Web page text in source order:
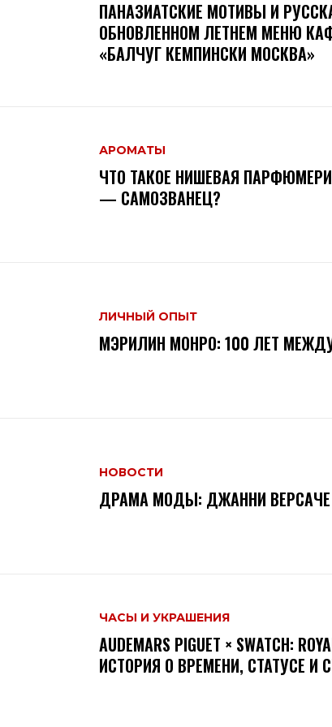
ПАНАЗИАТСКИЕ МОТИВЫ И
ОБНОВЛЕННОМ ЛЕТНЕМ МЕНЮ
«БАЛЧУГ КЕМПИНСКИ МОСКВА»
АРОМАТЫ
ЧТО ТАКОЕ НИШЕВАЯ
— САМОЗВАНЕЦ?
ЛИЧНЫЙ ОПЫТ
МЭРИЛИН МОНРО: 100 ЛЕТ
НОВОСТИ
ДРАМА МОДЫ: ДЖАННИ
ЧАСЫ И УКРАШЕНИЯ
AUDEMARS PIGUET × SWATCH:
ИСТОРИЯ О ВРЕМЕНИ, СТАТУСЕ И